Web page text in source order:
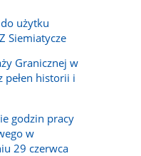
użytku
Siemiatycze
Granicznej w
pełen historii i
godzin pracy
w
29 czerwca